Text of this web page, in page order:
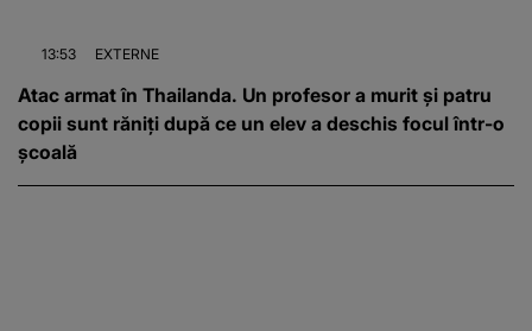
13:53 EXTERNE
Atac armat în Thailanda. Un profesor a murit și patru
copii sunt răniți după ce un elev a deschis focul într-o
școală